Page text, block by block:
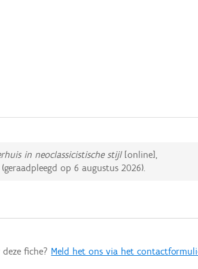
in neoclassicistische stijl[online],
(geraadpleegd op6 augustus 2026).
fiche? Meld het ons via het